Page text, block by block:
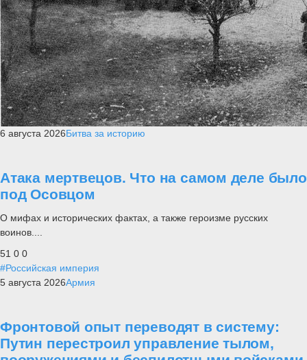
6 августа 2026Битва за историю
Атака мертвецов. Что на самом деле было
под Осовцом
О мифах и исторических фактах, а также героизме русских
воинов....
51 0 0
#Российская империя
5 августа 2026Армия
Фронтовой опыт переводят в систему:
Путин перестроил управление тылом,